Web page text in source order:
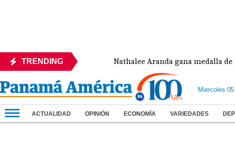
TRENDING
Concacaf Nathalee Aranda gana medalla de
Miercoles
ACTUALIDAD OPINIÓN ECONOMÍA VARIEDADES